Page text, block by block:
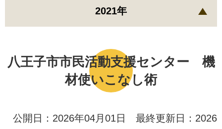
八王子市市民活動支援センター 機
材使いこなし術
公開日：2026年04月01日 最終更新日：2026
2021年